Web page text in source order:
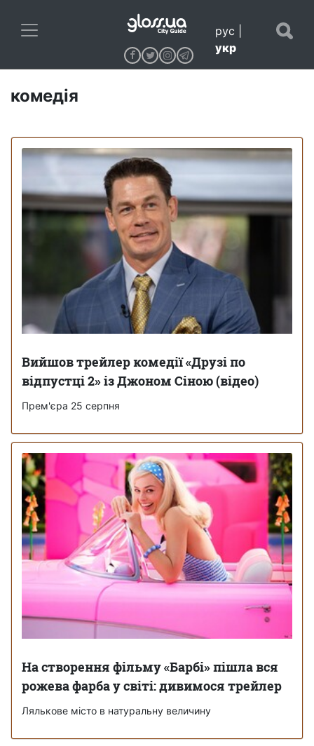
рус
укр
комедія
Вийшов трейлер комедії «Друзі по
відпустці 2» із Джоном Сіною (відео)
Прем'єра 25 серпня
На створення фільму «Барбі» пішла вся
рожева фарба у світі: дивимося трейлер
Лялькове місто в натуральну величину